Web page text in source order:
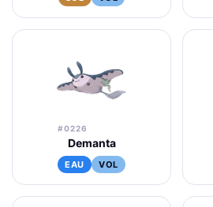
#0226
Demanta
EAU VOL